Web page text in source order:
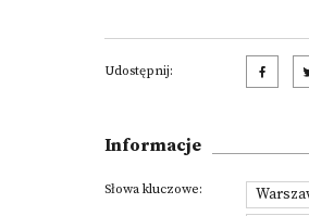
Udostępnij:
Informacje
Słowa kluczowe: